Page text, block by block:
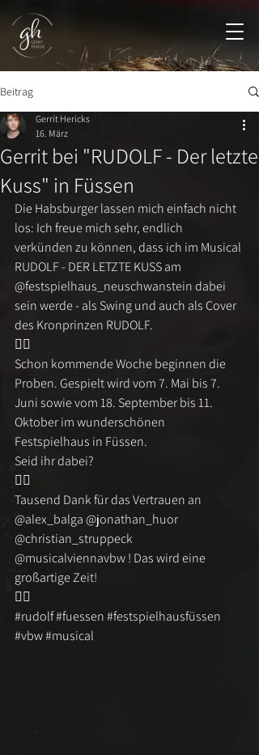
Beitrag
Gerrit bei "RUDOLF - Der letzte
Kuss" in Füssen
Gerrit Hericks
16. März
Die Habsburger lassen mich einfach nicht
los: Ich freue mich sehr, endlich
verkünden zu können, dass ich im Musical
RUDOLF - DER LETZTE KUSS am
@festspielhaus_neuschwanstein dabei
sein werde - als Swing und auch als Cover
des Kronprinzen RUDOLF.
❤️‍🔥
Schon kommende Woche beginnen die
Proben. Gespielt wird vom 7. Mai bis 7.
Juni sowie vom 18. September bis 11.
Oktober im wunderschönen
Festspielhaus in Füssen.
Seid ihr dabei?
❤️‍🔥
Tausend Dank für das Vertrauen an
@alex_balga @jonathan_huor
@christian_struppeck
@musicalviennavbw ! Das wird eine
großartige Zeit!
❤️‍🔥
#rudolf#fuessen#festspielhausfüssen
#vbw#musical